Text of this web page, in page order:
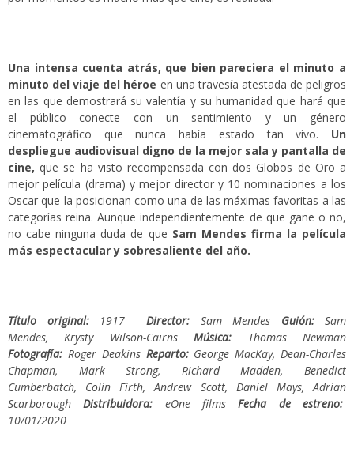
Una intensa cuenta atrás, que bien pareciera el minuto a
minuto del viaje del héroe en una travesía atestada de peligros
en las que demostrará su valentía y su humanidad que hará que
el público conecte con un sentimiento y un género
cinematográfico que nunca había estado tan vivo. Un
despliegue audiovisual digno de la mejor sala y pantalla de
cine, que se ha visto recompensada con dos Globos de Oro a
mejor película (drama) y mejor director y 10 nominaciones a los
Oscar que la posicionan como una de las máximas favoritas a las
categorías reina. Aunque independientemente de que gane o no,
no cabe ninguna duda de que Sam Mendes firma la película
más espectacular y sobresaliente del año.
Título original:1917 Director: Sam Mendes Guión:
Sam
Mendes,
Krysty Wilson-Cairns Música: Thomas Newman
Fotografía: Roger Deakins Reparto: George MacKay, Dean-Charles
Chapman,
Mark Strong, Richard Madden,
Benedict
Cumberbatch,
Colin Firth, Andrew Scott, Daniel Mays,
Adrian
Scarborough
Distribuidora: eOne filmsFecha de estreno:
10/01/2020